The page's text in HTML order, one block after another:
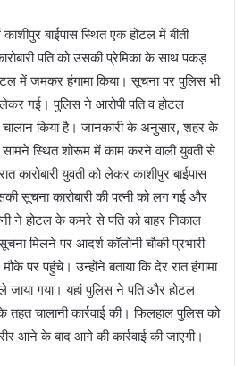
बाईपास स्थित एक होटल में बीती
पति को उसकी प्रेमिका के साथ पकड़
में जमकर हंगामा किया। सूचना पर पुलिस भी
लेकर गई। पुलिस ने आरोपी पति व होटल
किया है। जानकारी के अनुसार, शहर के
स्थित शोरूम में काम करने वाली युवती से
कारोबारी युवती को लेकर काशीपुर बाईपास
सूचना कारोबारी की पत्नी को लग गई और
ने होटल के कमरे से पति को बाहर निकाल
मिलने पर आदर्श कॉलोनी चौकी प्रभारी
पर पहुंचे। उन्होंने बताया कि देर रात हंगामा
जाया गया। यहां पुलिस ने पति और होटल
चालानी कार्रवाई की। फिलहाल पुलिस को
आने के बाद आगे की कार्रवाई की जाएगी।